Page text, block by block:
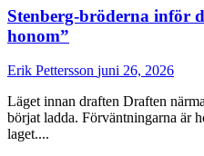
Stenberg-bröderna inför
honom”
Erik Pettersson juni 26, 2026
Läget innan draften Draften
börjat ladda. Förväntningarna är
laget....